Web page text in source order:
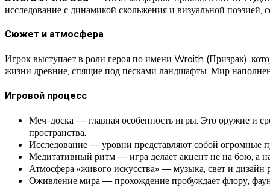
исследование с динамикой скольжения и визуальной
Сюжет и атмосфера
Игрок выступает в роли героя по имени Wraith (Призрак),
жизни древние, спящие под песками ландшафты. Мир
Игровой процесс
Меч-доска — главная особенность игры. Это оружие и
пространства.
Исследование — уровни представляют собой огромные
Медитативный ритм — игра делает акцент не на бою, а
Атмосфера «живого искусства» — музыка, свет и дизайн
Оживление мира — прохождение пробуждает флору,